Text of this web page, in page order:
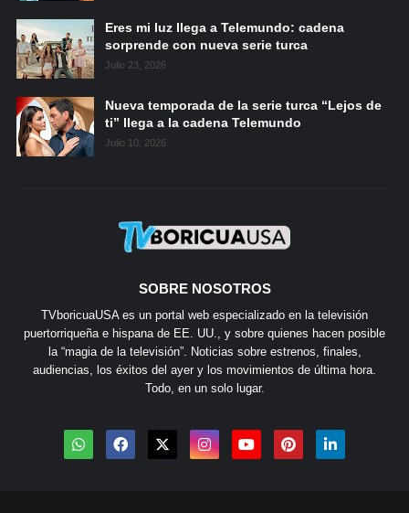
Eres mi luz llega a Telemundo: cadena
sorprende con nueva serie turca
Julio 23, 2026
Nueva temporada de la serie turca “Lejos de
ti” llega a la cadena Telemundo
Julio 10, 2026
SOBRE NOSOTROS
TVboricuaUSA es un portal web especializado en la televisión
puertorriqueña e hispana de EE. UU., y sobre quienes hacen posible
la “magia de la televisión”. Noticias sobre estrenos, finales,
audiencias, los éxitos del ayer y los movimientos de última hora.
Todo, en un solo lugar.